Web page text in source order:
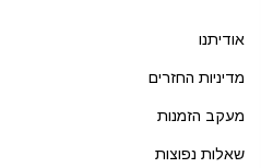
אודיתנו
מדיניות החזרים
מעקב הזמנות
שאלות נפוצות